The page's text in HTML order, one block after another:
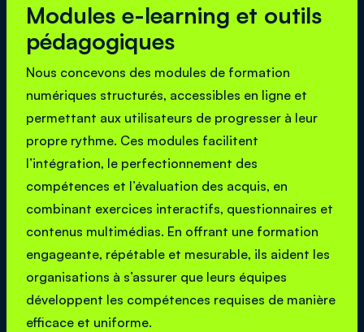
Modules e-learning et outils
pédagogiques
Nous concevons des modules de formation
numériques structurés, accessibles en ligne et
permettant aux utilisateurs de progresser à leur
propre rythme. Ces modules facilitent
l’intégration, le perfectionnement des
compétences et l’évaluation des acquis, en
combinant exercices interactifs, questionnaires et
contenus multimédias. En offrant une formation
engageante, répétable et mesurable, ils aident les
organisations à s’assurer que leurs équipes
développent les compétences requises de manière
efficace et uniforme.